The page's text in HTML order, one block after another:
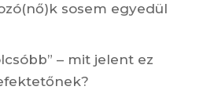
sosem egyedül
– mit jelent ez